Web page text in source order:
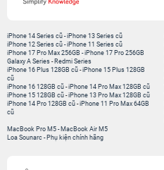
iPhone 14 Series cũ -iPhone 13 Series cũ
iPhone 12 Series cũ -iPhone 11 Series cũ
iPhone 17 Pro Max 256GB -iPhone 17 Pro 256GB
Galaxy A Series - Redmi Series
iPhone 16 Plus 128GB cũ -iPhone 15 Plus 128GB
cũ
iPhone 16 128GB cũ -iPhone 14 Pro Max 128GB cũ
iPhone 15 128GB cũ -iPhone 13 Pro Max 128GB cũ
iPhone 14 Pro 128GB cũ -iPhone 11 Pro Max 64GB
cũ
MacBook Pro M5 - MacBook Air M5
Loa Sounarc - Phụ kiện chính hãng